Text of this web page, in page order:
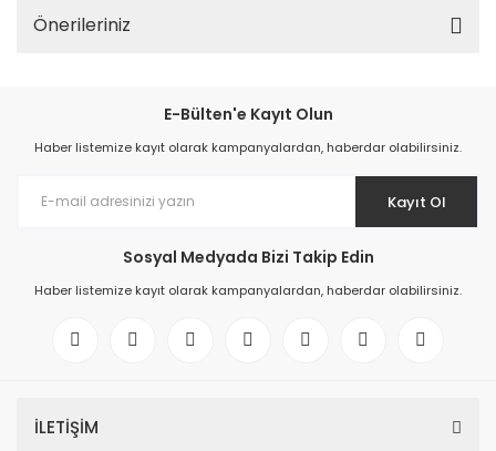
Önerileriniz
E-Bülten'e Kayıt Olun
Haber listemize kayıt olarak kampanyalardan, haberdar olabilirsiniz.
Kayıt Ol
Sosyal Medyada Bizi Takip Edin
Haber listemize kayıt olarak kampanyalardan, haberdar olabilirsiniz.
İLETİŞİM